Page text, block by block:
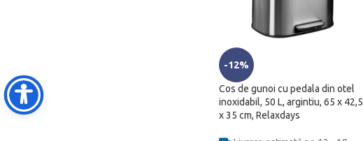
-12%
Cos de gunoi cu pedala din otel
inoxidabil, 50 L, argintiu, 65 x 42,5
x 35 cm, Relaxdays